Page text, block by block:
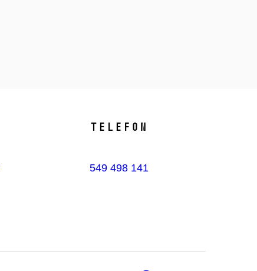
Telefon
549 498 141